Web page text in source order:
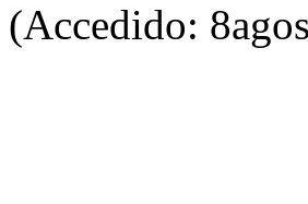
(Accedido: